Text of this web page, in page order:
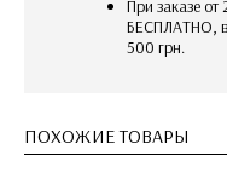
При заказе от 2500 грн доставка по Украине
БЕСПЛАТНО, в
500 грн.
ПОХОЖИЕ ТОВАРЫ